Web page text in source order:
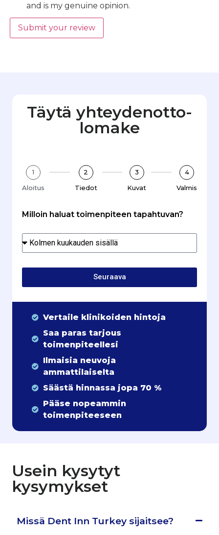
and is my genuine opinion.
Submit your review
Täytä yhteydenotto­
lomake
1
Aloitus
2
Tiedot
3
Kuvat
4
Valmis
Milloin haluat toimenpiteen tapahtuvan?
Seuraava
Vertaile klinikoiden hintoja
Saa paras tarjous
toimenpiteellesi
Ilmaisia neuvoja
ammattilaiselta
Säästä hinnassa jopa 70 %
Pääse nopeammin
toimenpiteeseen
Usein kysytyt
kysymykset
Missä Dent Inn Turkey sijaitsee?